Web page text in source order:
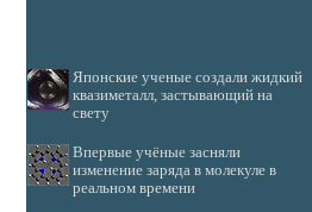
Японские ученые создали жидкий
квазиметалл, застывающий на
свету
Впервые учёные засняли
изменение заряда в молекуле в
реальном времени